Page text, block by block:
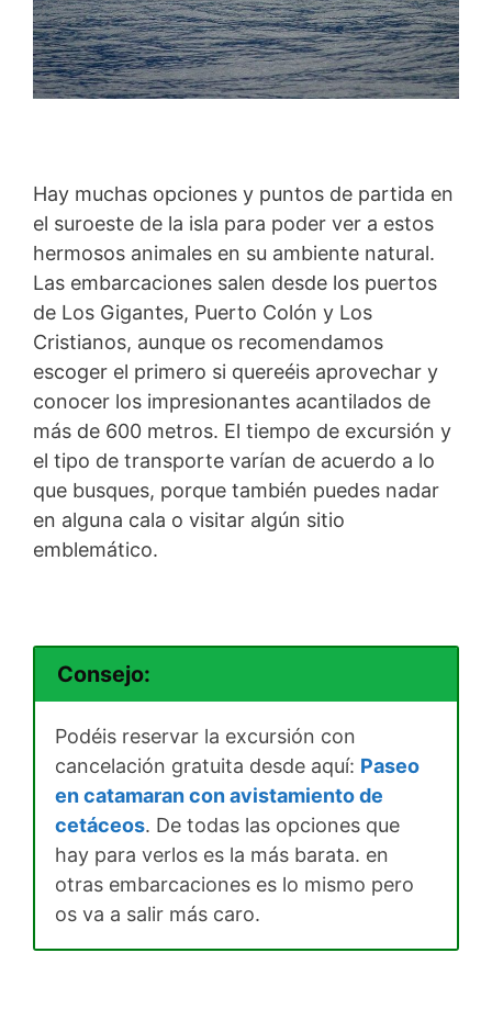
Hay muchas opciones y puntos de partida en
el suroeste de la isla para poder ver a estos
hermosos animales en su ambiente natural.
Las embarcaciones salen desde los puertos
de Los Gigantes, Puerto Colón y Los
Cristianos, aunque os recomendamos
escoger el primero si quereéis aprovechar y
conocer los impresionantes acantilados de
más de 600 metros. El tiempo de excursión y
el tipo de transporte varían de acuerdo a lo
que busques, porque también puedes nadar
en alguna cala o visitar algún sitio
emblemático.
Consejo:
Podéis reservar la excursión con
cancelación gratuita desde aquí: Paseo
en catamaran con avistamiento de
cetáceos. De todas las opciones que
hay para verlos es la más barata. en
otras embarcaciones es lo mismo pero
os va a salir más caro.